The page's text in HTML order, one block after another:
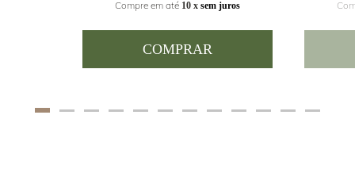
Compre em até 10 x sem juros
COMPRAR